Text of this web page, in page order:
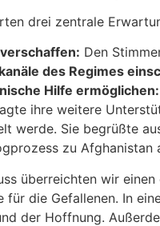
drei zentrale
Den
des Regimes
Hilfe ermöglichen:
ihre weitere
werde. Sie begrüßte
zu Afghanistan
überreichten wir
für die Gefallenen. In
der Hoffnung.